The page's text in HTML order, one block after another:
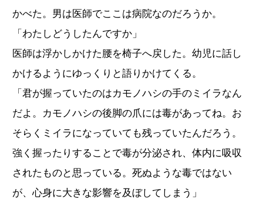
かべた。男は医師でここは病院なのだろうか。
「わたしどうしたんですか」
医師は浮かしかけた腰を椅子へ戻した。幼児に話し
かけるようにゆっくりと語りかけてくる。
「君が握っていたのはカモノハシの手のミイラなん
だよ。カモノハシの後脚の爪には毒があってね。お
そらくミイラになっていても残っていたんだろう。
強く握ったりすることで毒が分泌され、体内に吸収
されたものと思っている。死ぬような毒ではない
が、心身に大きな影響を及ぼしてしまう」